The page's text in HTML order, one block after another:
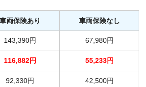
車両保険あり 車両保険なし
143,390円 67,980円
116,882円 55,233円
92,330円 42,500円